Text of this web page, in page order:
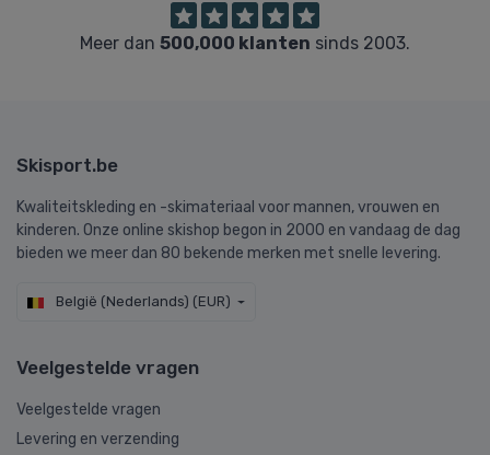
Meer dan 500,000 klanten sinds 2003.
Skisport.be
Kwaliteitskleding en -skimateriaal voor mannen, vrouwen en
kinderen. Onze online skishop begon in 2000 en vandaag de dag
bieden we meer dan 80 bekende merken met snelle levering.
België (Nederlands) (EUR)
Veelgestelde vragen
Veelgestelde vragen
Levering en verzending